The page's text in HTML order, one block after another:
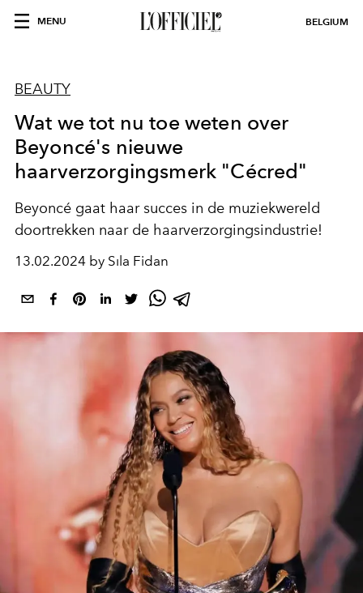
MENU BELGIUM
BEAUTY
Wat we tot nu toe weten over
Beyoncé's nieuwe
haarverzorgingsmerk "Cécred"
Beyoncé gaat haar succes in de muziekwereld
doortrekken naar de haarverzorgingsindustrie!
13.02.2024 by Sıla Fidan